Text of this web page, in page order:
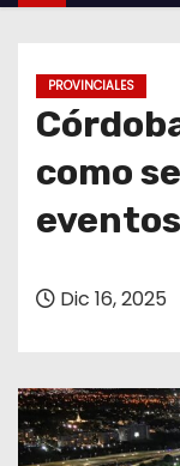
o
PROVINCIALES
como
eventos
Dic 16, 2025